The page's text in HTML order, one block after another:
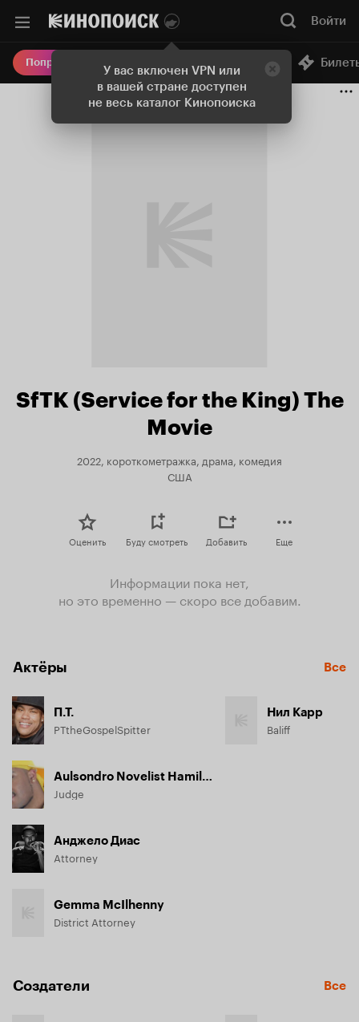
У вас включен VPN или
в вашей стране доступен
не весь каталог Кинопоиска
Войти
Попробовать Плюс Онлайн-кинотеатр
SfTK (Service for the King) The
Movie
2022, короткометражка, драма, комедия
США
Оценить Буду смотреть Добавить Еще
Информации пока нет,
но это временно — скоро все добавим.
Актёры Все
П.Т.
PTtheGospelSpitter
Aulsondro Novelist Hamilton
Judge
Анджело Диас
Attorney
Gemma McIlhenny
District Attorney
Нил Карр
Baliff
Создатели Все